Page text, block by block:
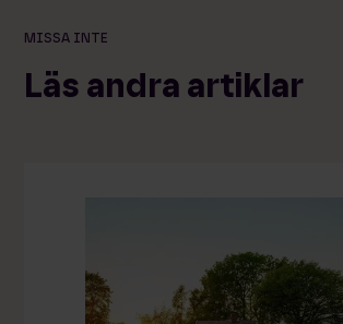
MISSA INTE
Läs andra artiklar